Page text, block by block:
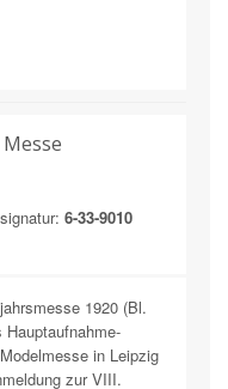
6-33-9010
1920 (Bl.
in Leipzig
zur VIII.